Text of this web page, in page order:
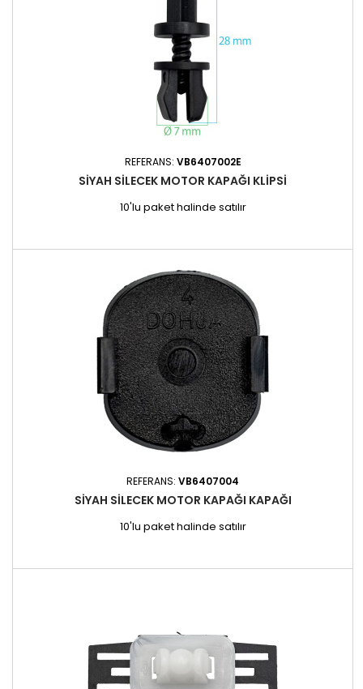
REFERANS: VB6407002E
SIYAH SILECEK MOTOR KAPAĞI KLIPSI
10'lu paket halinde satılır
REFERANS: VB6407004
SIYAH SILECEK MOTOR KAPAĞI KAPAĞI
10'lu paket halinde satılır